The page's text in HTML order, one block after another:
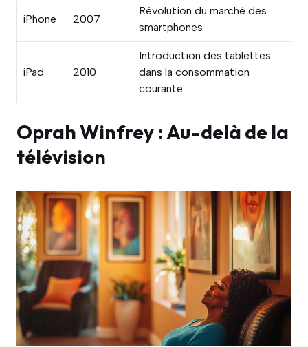
iPhone 2007
Révolution du marché des
smartphones
iPad 2010
Introduction des tablettes
dans la consommation
courante
Oprah Winfrey : Au-delà de la
télévision